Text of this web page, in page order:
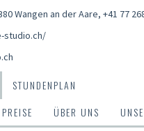
Wangen an der Aare, +41 77
studio.ch/
STUNDENPLAN
ÜBER UNS